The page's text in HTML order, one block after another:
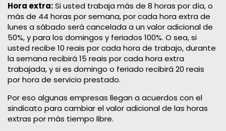
Hora extra:Si usted trabaja más de 8 horas por día, o
más de 44 horas por semana, por cada hora extra de
lunes a sábado será cancelada a un valor adicional de
50%, y para los domingos y feriados 100%. O sea, si
usted recibe 10 reais por cada hora de trabajo, durante
la semana recibirá 15 reais por cada hora extra
trabajada, y si es domingo o feriado recibirá 20 reais
por hora de servicio prestado.
Por eso algunas empresas llegan a acuerdos con el
sindicato para cambiar el valor adicional de las horas
extras por más tiempo libre.